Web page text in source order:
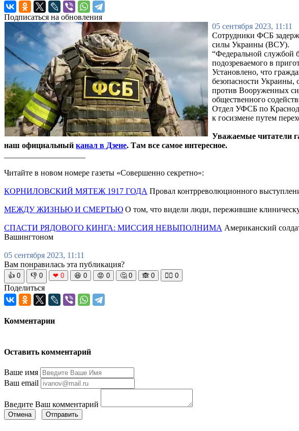
Подписаться на обновления
05 сентября 2023, 11:11
Сотрудники ФСБ
силы Украины (ВСУ).
“Федеральной службой
подозреваемого в
Установлено, что
безопасности Украины,
против Вооруженных
общественного
Отдел УФСБ по
к госизмене путем
Уважаемые читатели
наш официальный канал в Дзене. Там все самое интересное.
Читайте в новом номере газеты «Совершенно секретно»:
КОРНИЛОВСКИЙ МЯТЕЖ 1917 ГОДА Провал контрреволюционного
МЕЖДУ ЖИЗНЬЮ И СМЕРТЬЮ О том, что видели люди, пережившие
СПАСТИ РЯДОВОГО КИНГА: МИССИЯ НЕВЫПОЛНИМА Американский
Вашингтоном
05 сентября 2023, 11:11
Вам понравилась эта публикация?
👍 0 👎 0 ❤ 0 😆 0 😡 0 🤔 0 🙈 0 🧘‍♀️ 0
Поделиться
Комментарии
Оставить комментарий
Ваше имя
Ваш email
Введите Ваш комментарий
Отмена Отправить